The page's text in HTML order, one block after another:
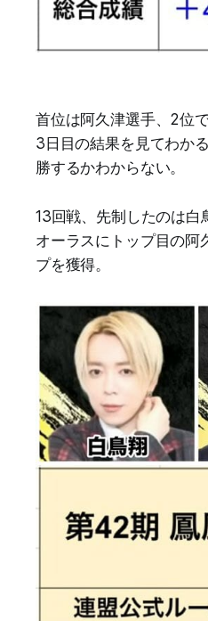
首位は阿久津選手、2位
3日目の結果を見てわか
勝するかわからない。
13回戦、先制したのは白
オーラスにトップ目の阿
プを獲得。